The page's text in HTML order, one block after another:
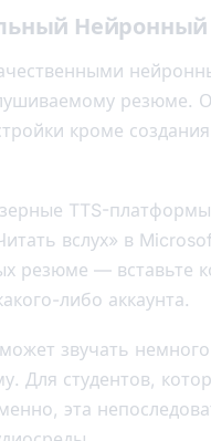
Нейронный
резюме.
кроме
TTS-
вслух» в
резюме — вставьте
либо аккаунта.
звучать
Для студентов,
эта